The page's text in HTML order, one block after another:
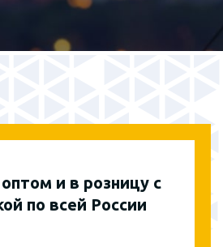
и в розницу с
по всей России